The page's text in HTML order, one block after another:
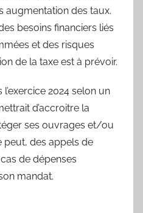
augmentation des taux.
besoins financiers liés
et des risques
de la taxe est à prévoir.
2024 selon un
d’accroitre la
ses ouvrages et/ou
peut, des appels de
de dépenses
mandat.